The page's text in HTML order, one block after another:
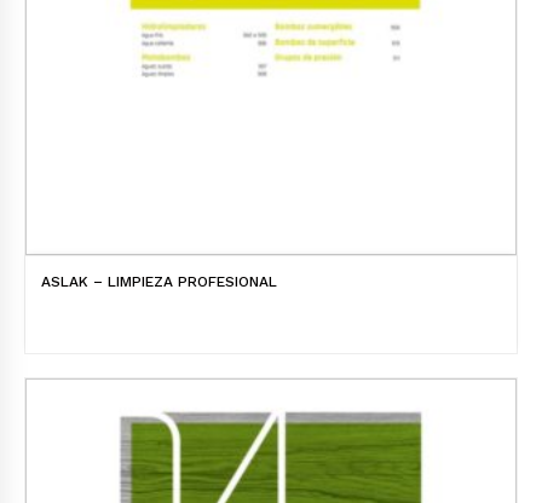
ASLAK – LIMPIEZA PROFESIONAL